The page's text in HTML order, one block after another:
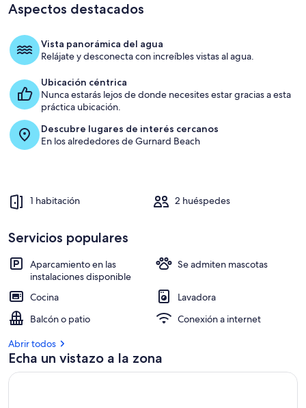
reformada,
moderna
con
estilo
Alojamiento
Puerto deportivo
Aspectos destacados
Vista panorámica del agua
Relájate y desconecta con increíbles vistas al agua.
Ubicación céntrica
Nunca estarás lejos de donde necesites estar gracias a esta
práctica ubicación.
Descubre lugares de interés cercanos
En los alrededores de Gurnard Beach
1 habitación 2 huéspedes
Servicios populares
Aparcamiento en las
instalaciones disponible
Se admiten mascotas
Cocina
Lavadora
Balcón o patio
Conexión a internet
Abrir todos
Echa un vistazo a la zona